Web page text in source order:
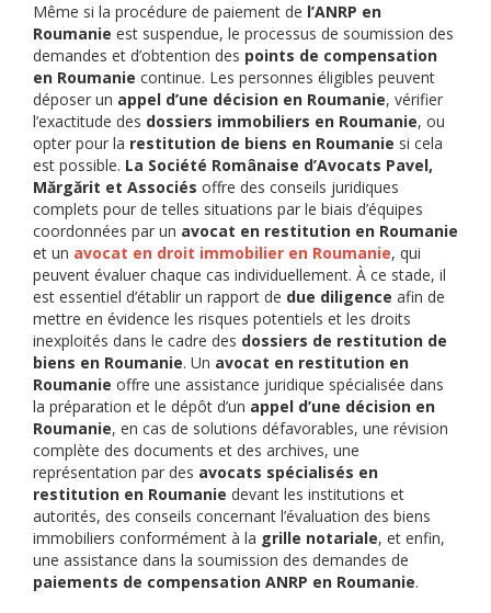
Même si la procédure de paiement de l’ANRP en
Roumanie est suspendue, le processus de soumission des
demandes et d’obtention des points de compensation
en Roumanie continue. Les personnes éligibles peuvent
déposer un appel d’une décision en Roumanie, vérifier
l’exactitude des dossiers immobiliers en Roumanie, ou
opter pour la restitution de biens en Roumanie si cela
est possible. La Société Românaise d’Avocats Pavel,
Mărgărit et Associés offre des conseils juridiques
complets pour de telles situations par le biais d’équipes
coordonnées par un avocat en restitution en Roumanie
et un avocat en droit immobilier en Roumanie, qui
peuvent évaluer chaque cas individuellement. À ce stade, il
est essentiel d’établir un rapport de due diligence afin de
mettre en évidence les risques potentiels et les droits
inexploités dans le cadre des dossiers de restitution de
biens en Roumanie. Un avocat en restitution en
Roumanie offre une assistance juridique spécialisée dans
la préparation et le dépôt d’un appel d’une décision en
Roumanie, en cas de solutions défavorables, une révision
complète des documents et des archives, une
représentation par des avocats spécialisés en
restitution en Roumanie devant les institutions et
autorités, des conseils concernant l’évaluation des biens
immobiliers conformément à la grille notariale, et enfin,
une assistance dans la soumission des demandes de
paiements de compensation ANRP en Roumanie.